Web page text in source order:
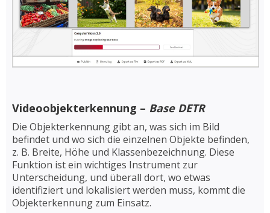
Videoobjekterkennung – Base DETR
Die Objekterkennung gibt an, was sich im Bild
befindet und wo sich die einzelnen Objekte befinden,
z. B. Breite, Höhe und Klassenbezeichnung. Diese
Funktion ist ein wichtiges Instrument zur
Unterscheidung, und überall dort, wo etwas
identifiziert und lokalisiert werden muss, kommt die
Objekterkennung zum Einsatz.